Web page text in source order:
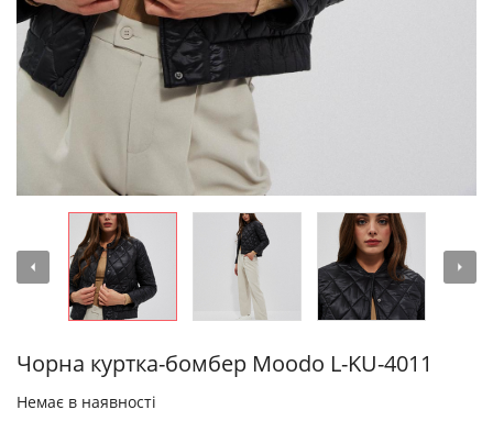
Чорна куртка-бомбер Moodo L-KU-4011
Немає в наявності